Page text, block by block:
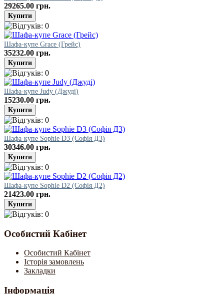
29265.00 грн.
Шафа-купе Grace (Грейс)
35232.00 грн.
Шафа-купе Judy (Джудi)
15230.00 грн.
Шафа-купе Sophie D3 (Софія Д3)
30346.00 грн.
Шафа-купе Sophie D2 (Софія Д2)
21423.00 грн.
Особистий Кабінет
Особистий Кабінет
Історія замовлень
Закладки
Інформація